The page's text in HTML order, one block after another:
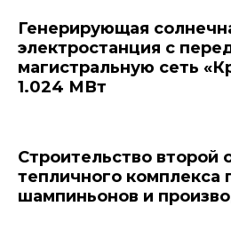
Генерирующая
электростанция с
магистральную сеть
1.024 МВт
Строительство второй
тепличного
шампиньонов и